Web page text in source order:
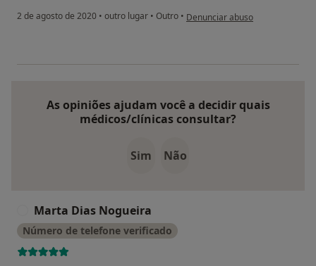
2 de agosto de 2020 • outro lugar • Outro • na opinião do utilizador Maria
Denunciar abuso
As opiniões ajudam você a decidir quais
médicos/clínicas consultar?
Sim Não
Marta Dias Nogueira
Número de telefone verificado